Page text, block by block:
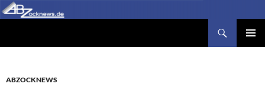
Zum
Inhalt
ABZOCKNEWS